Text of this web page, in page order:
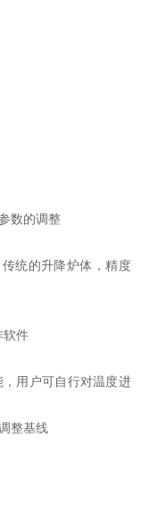
数的调整
统的升降炉体，精度
软件
用户可自行对温度进
整基线